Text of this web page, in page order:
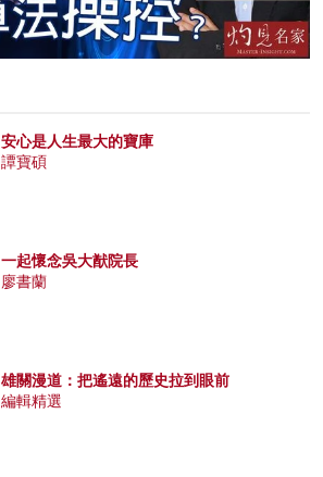
安心是人生最大的寶庫
譚寶碩
一起懷念吳大猷院長
廖書蘭
雄關漫道：把遙遠的歷史拉到眼前
編輯精選